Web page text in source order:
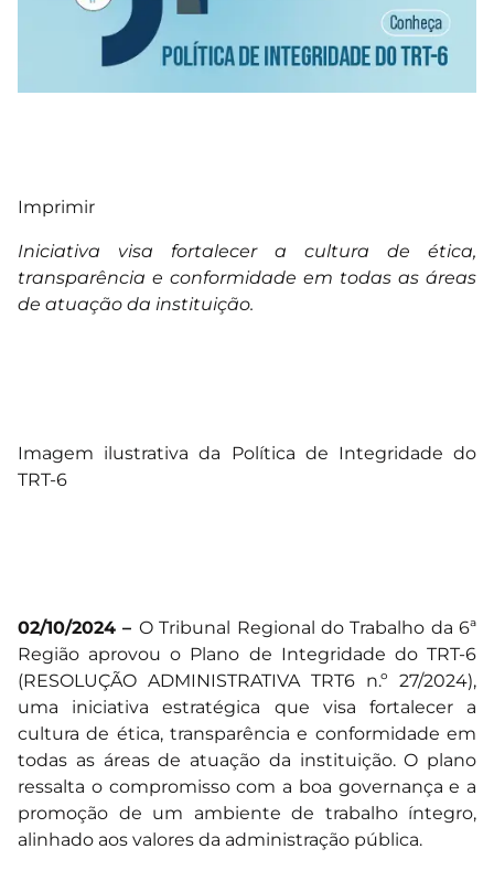
Imprimir
Iniciativa visa fortalecer a cultura de ética,
transparência e conformidade em todas as áreas
de atuação da instituição.
Imagem ilustrativa da Política de Integridade do
TRT-6
02/10/2024 – O Tribunal Regional do Trabalho da 6ª
Região aprovou o Plano de Integridade do TRT-6
(RESOLUÇÃO ADMINISTRATIVA TRT6 n.º 27/2024),
uma iniciativa estratégica que visa fortalecer a
cultura de ética, transparência e conformidade em
todas as áreas de atuação da instituição. O plano
ressalta o compromisso com a boa governança e a
promoção de um ambiente de trabalho íntegro,
alinhado aos valores da administração pública.